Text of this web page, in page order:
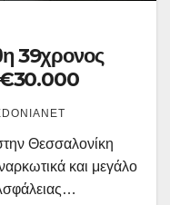
39χρονος
€30.000
Θεσσαλονίκη
και μεγάλο